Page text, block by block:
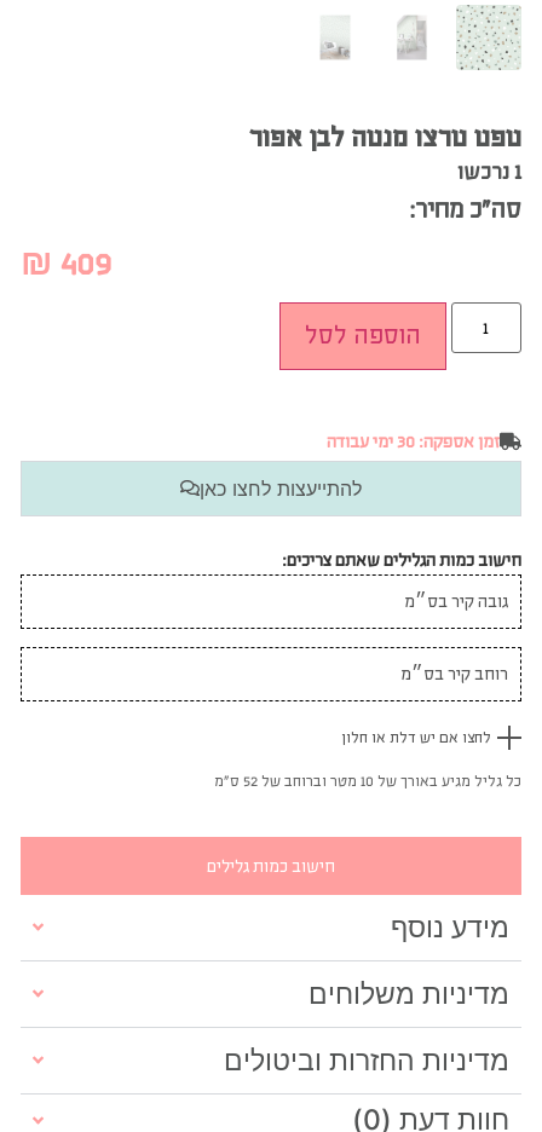
טפט טרצו מנטה לבן אפור
1 נרכשו
סה”כ מחיר:
₪ 409
הוספה לסל
זמן אספקה: 30 ימי עבודה
להתייעצות לחצו כאן
חישוב כמות הגלילים שאתם צריכים:
לחצו אם יש דלת או חלון
כל גליל מגיע באורך של 10 מטר וברוחב של 52 ס"מ
חישוב כמות גלילים
מידע נוסף
מדיניות משלוחים
מדיניות החזרות וביטולים
חוות דעת (0)